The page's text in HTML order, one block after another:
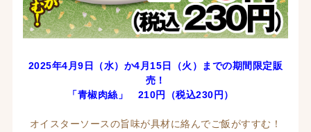
2025年4月9日（水）か4月15日（火）までの期間限定販
売！
「青椒肉絲 」 210円（税込230 円）
オイスターソースの旨味が具材に絡んでご飯がすすむ！